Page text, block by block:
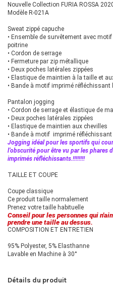
Nouvelle Collection FURIA ROSSA
Modèle R-021A
Sweat zippé capuche
• Ensemble de survêtement avec
poitrine
• Cordon de serrage
• Fermeture par zip métallique
• Deux poches latérales zippées
• Elastique de maintien à la taille et
• Bande à motif imprimé
Pantalon jogging
• Cordon de serrage et élastique de
• Deux poches latérales zippées
• Elastique de maintien aux chevilles
• Bande à motif imprimé
Jogging idéal pour les sportifs qui
l’obscurité pour être vu par les phares
imprimés
TAILLE ET COUPE
Coupe classique
Ce produit taille normalement
Prenez votre taille habituelle
Conseil pour les personnes qui
prendre une taille
COMPOSITION ET ENTRETIEN
95% Polyester, 5% Elasthanne
Lavable en Machine à 30°
Détails du produit